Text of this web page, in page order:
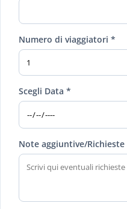
Numero di viaggiatori *
Scegli Data *
Note aggiuntive/Richieste